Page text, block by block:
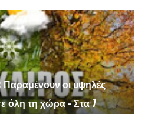
οι υψηλές
όλη τη χώρα - Στα 7